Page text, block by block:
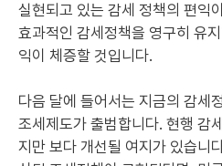
실현되고 있는 감세 정책의 편익
효과적인 감세정책을 영구히 유
익이 체증할 것입니다.
다음 달에 들어서는 지금의 감세
조세제도가 출범합니다. 현행 감
지만 보다 개선될 여지가 있습니